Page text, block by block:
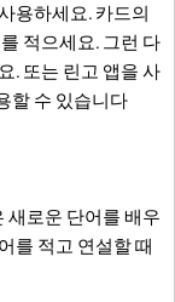
용하세요. 카드의
적으세요. 그런 다
. 또는 린고 앱을 사
할 수 있습니다
새로운 단어를 배우
를 적고 연설할 때